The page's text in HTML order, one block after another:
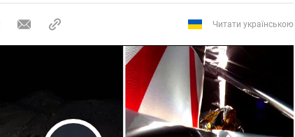
Читати українською